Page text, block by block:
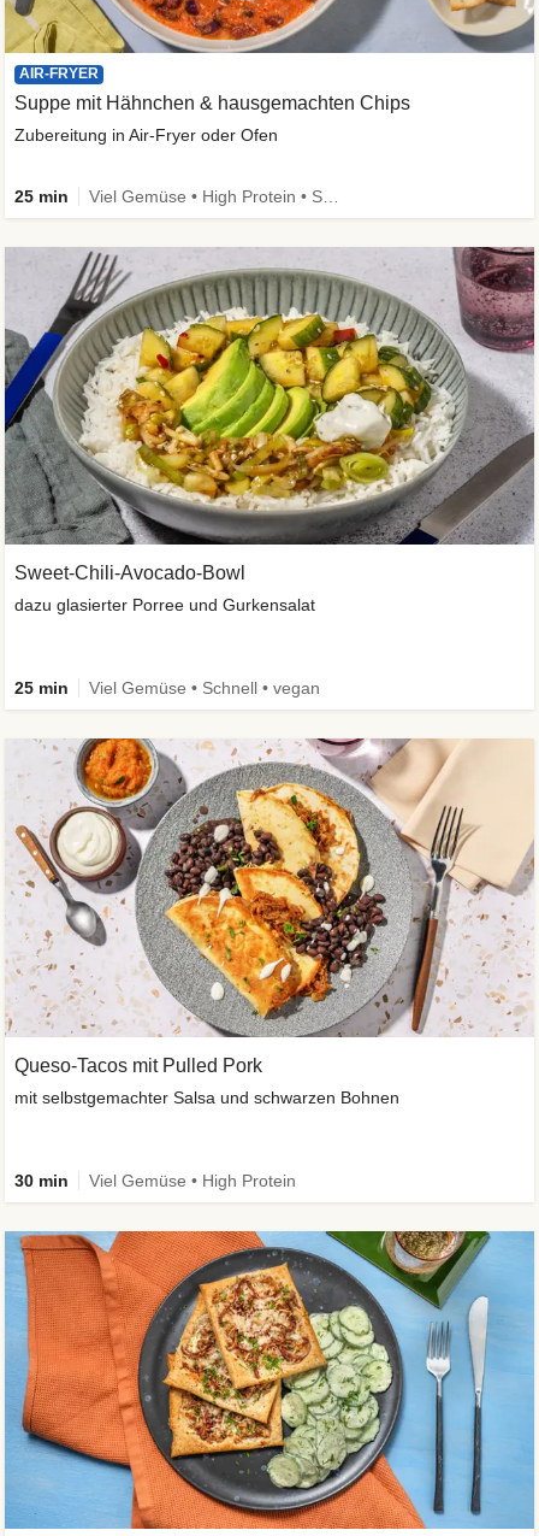
AIR-FRYER
Suppe mit Hähnchen & hausgemachten Chips
Zubereitung in Air-Fryer oder Ofen
25 min
Sweet-Chili-Avocado-Bowl
dazu glasierter Porree und Gurkensalat
25 min Viel Gemüse • Schnell • vegan
Queso-Tacos mit Pulled Pork
mit selbstgemachter Salsa und schwarzen Bohnen
30 min Viel Gemüse • High Protein